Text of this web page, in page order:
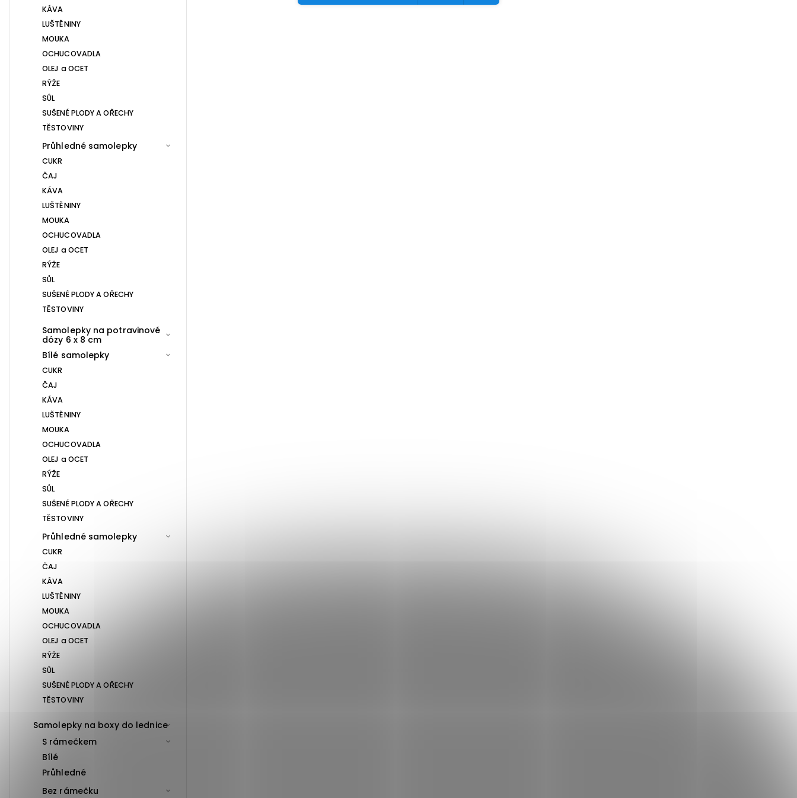
KÁVA
LUŠTĚNINY
MOUKA
OCHUCOVADLA
OLEJ a OCET
RÝŽE
SŮL
SUŠENÉ PLODY A OŘECHY
TĚSTOVINY
Průhledné samolepky
CUKR
ČAJ
KÁVA
LUŠTĚNINY
MOUKA
OCHUCOVADLA
OLEJ a OCET
RÝŽE
SŮL
SUŠENÉ PLODY A OŘECHY
TĚSTOVINY
Samolepky na potravinové
dózy 6 x 8 cm
Bílé samolepky
CUKR
ČAJ
KÁVA
LUŠTĚNINY
MOUKA
OCHUCOVADLA
OLEJ a OCET
RÝŽE
SŮL
SUŠENÉ PLODY A OŘECHY
TĚSTOVINY
Průhledné samolepky
CUKR
ČAJ
KÁVA
LUŠTĚNINY
MOUKA
OCHUCOVADLA
OLEJ a OCET
RÝŽE
SŮL
SUŠENÉ PLODY A OŘECHY
TĚSTOVINY
Samolepky na boxy do lednice
S rámečkem
Bílé
Průhledné
Bez rámečku